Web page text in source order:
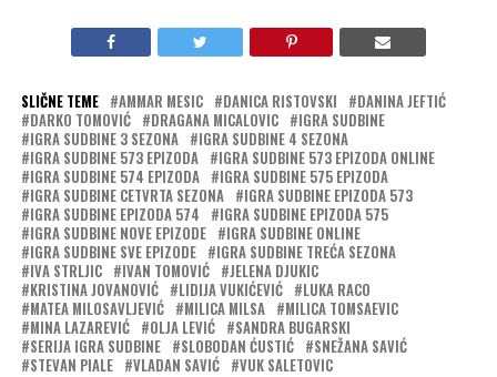
SLIČNE TEME AMMAR MESIC DANICA RISTOVSKI
DANINA JEFTIĆ
DARKO TOMOVIĆ
DRAGANA MICALOVIC
IGRA SUDBINE
IGRA SUDBINE 3 SEZONA
IGRA SUDBINE 4 SEZONA
IGRA SUDBINE 573 EPIZODA
IGRA SUDBINE 573 EPIZODA ONLINE
IGRA SUDBINE 574 EPIZODA
IGRA SUDBINE 575 EPIZODA
IGRA SUDBINE CETVRTA SEZONA
IGRA SUDBINE EPIZODA 573
IGRA SUDBINE EPIZODA 574
IGRA SUDBINE EPIZODA 575
IGRA SUDBINE NOVE EPIZODE
IGRA SUDBINE ONLINE
IGRA SUDBINE SVE EPIZODE
IGRA SUDBINE TREĆA SEZONA
IVA STRLJIC
IVAN TOMOVIĆ
JELENA DJUKIC
KRISTINA JOVANOVIĆ
LIDIJA VUKIĆEVIĆ
LUKA RACO
MATEA MILOSAVLJEVIĆ
MILICA MILSA
MILICA TOMSAEVIC
MINA LAZAREVIĆ
OLJA LEVIĆ
SANDRA BUGARSKI
SERIJA IGRA SUDBINE
SLOBODAN ĆUSTIĆ
SNEŽANA SAVIĆ
STEVAN PIALE
VLADAN SAVIĆ VUK SALETOVIC